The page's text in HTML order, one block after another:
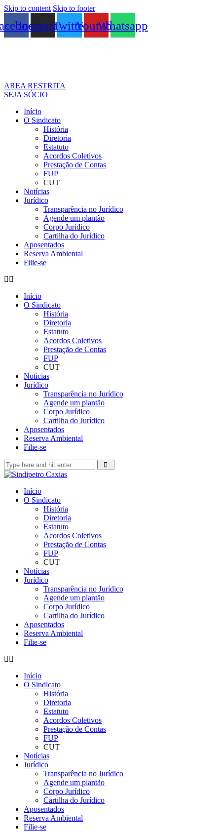
Skip to content Skip to footer
InstagramTwitterYoutubeWhatsapp
AREA RESTRITA
SEJA SÓCIO
Início
O Sindicato
História
Diretoria
Estatuto
Acordos Coletivos
Prestação de Contas
FUP
CUT
Notícias
Jurídico
Transparência no Jurídico
Agende um plantão
Corpo Jurídico
Cartilha do Jurídico
Aposentados
Reserva Ambiental
Filie-se
Início
O Sindicato
História
Diretoria
Estatuto
Acordos Coletivos
Prestação de Contas
FUP
CUT
Notícias
Jurídico
Transparência no Jurídico
Agende um plantão
Corpo Jurídico
Cartilha do Jurídico
Aposentados
Reserva Ambiental
Filie-se
Início
O Sindicato
História
Diretoria
Estatuto
Acordos Coletivos
Prestação de Contas
FUP
CUT
Notícias
Jurídico
Transparência no Jurídico
Agende um plantão
Corpo Jurídico
Cartilha do Jurídico
Aposentados
Reserva Ambiental
Filie-se
Início
O Sindicato
História
Diretoria
Estatuto
Acordos Coletivos
Prestação de Contas
FUP
CUT
Notícias
Jurídico
Transparência no Jurídico
Agende um plantão
Corpo Jurídico
Cartilha do Jurídico
Aposentados
Reserva Ambiental
Filie-se